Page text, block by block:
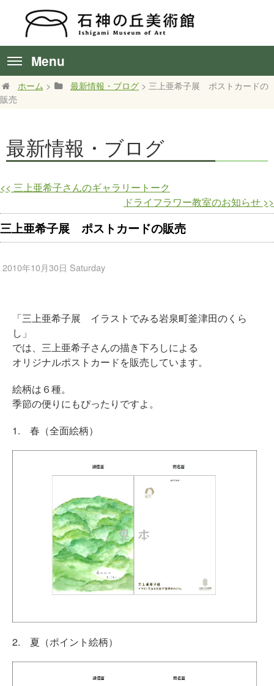
Menu
ホーム > 最新情報・ブログ > 三上亜希子展 ポストカードの
販売
最新情報・ブログ
<< 三上亜希子さんのギャラリートーク
ドライフラワー教室のお知らせ >>
三上亜希子展 ポストカードの販売
2010年10月30日 Saturday
「三上亜希子展 イラストでみる岩泉町釜津田のくら
し」
では、三上亜希子さんの描き下ろしによる
オリジナルポストカードを販売しています。
絵柄は６種。
季節の便りにもぴったりですよ。
1. 春（全面絵柄）
2. 夏（ポイント絵柄）